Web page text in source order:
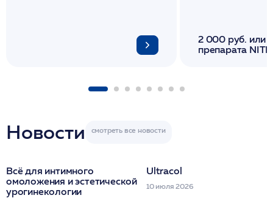
2 000 руб. или
препарата
Новости
Всё для интимного
омоложения и эстетической
урогинекологии
Ultracol
10 июля 2026